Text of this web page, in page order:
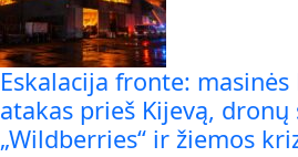
Eskalacija fronte:
atakas prieš Kijevą, dronų
„Wildberries“ ir žiemos